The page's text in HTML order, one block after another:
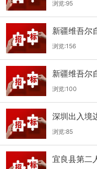
用耗材（国
浏览:95
新疆维吾尔
二十三批）
浏览:156
新疆维吾尔
耗材采购项
浏览:100
深圳出入境
医用耗材采
浏览:85
宜良县第二